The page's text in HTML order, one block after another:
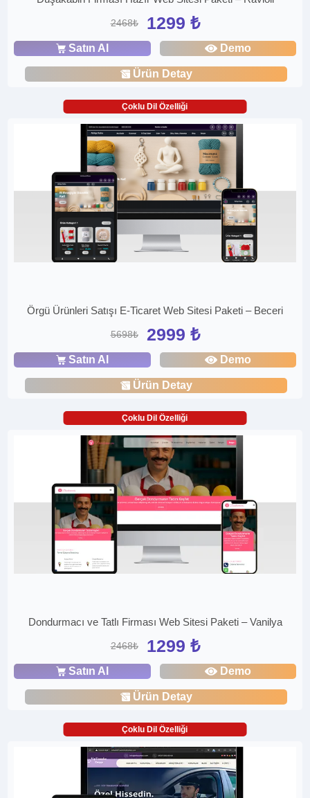
2468₺ 1299 ₺
Satın Al Demo
Ürün Detay
Çoklu Dil Özelliği
Örgü Ürünleri Satışı E-Ticaret Web Sitesi Paketi – Beceri
5698₺ 2999 ₺
Satın Al Demo
Ürün Detay
Çoklu Dil Özelliği
Dondurmacı ve Tatlı Firması Web Sitesi Paketi – Vanilya
2468₺ 1299 ₺
Satın Al Demo
Ürün Detay
Çoklu Dil Özelliği